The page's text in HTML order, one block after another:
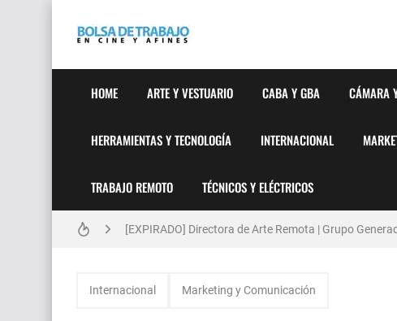
HOME ARTE Y VESTUARIO CABA Y GBA CÁMARA
HERRAMIENTAS Y TECNOLOGÍA INTERNACIONAL
TRABAJO REMOTO TÉCNICOS Y ELÉCTRICOS
Técnicas de Organización del Día Laboral
[EXPIRADO] Directora de Arte Remota | Grupo
Internacional Marketing y Comunicación